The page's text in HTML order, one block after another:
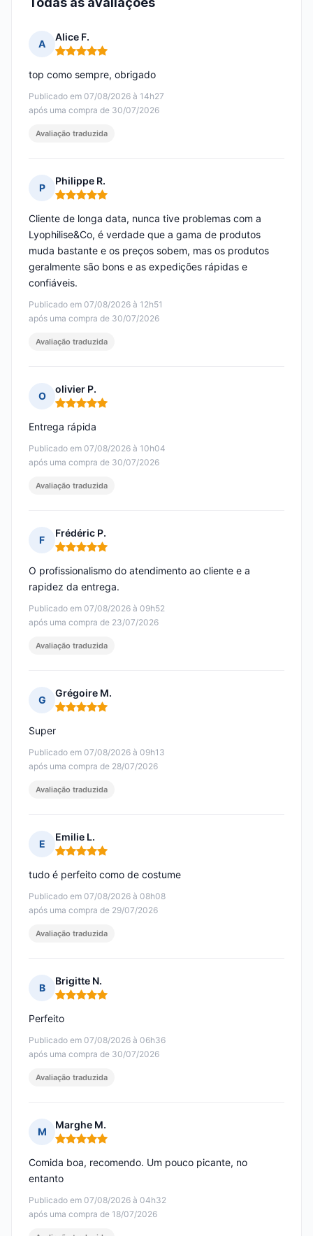
A
Alice F.
Nota: 5 em 5
Publicado em 07/08/2026 à 14h27
após uma compra de 30/07/2026
top como sempre, obrigado
Avaliação traduzida
P
Philippe R.
Nota: 5 em 5
Publicado em 07/08/2026 à 12h51
após uma compra de 30/07/2026
Cliente de longa data, nunca tive problemas com a
Lyophilise&Co, é verdade que a gama de produtos
muda bastante e os preços sobem, mas os produtos
geralmente são bons e as expedições rápidas e
confiáveis.
Avaliação traduzida
O
olivier P.
Nota: 5 em 5
Publicado em 07/08/2026 à 10h04
após uma compra de 30/07/2026
Entrega rápida
Avaliação traduzida
F
Frédéric P.
Nota: 5 em 5
Publicado em 07/08/2026 à 09h52
após uma compra de 23/07/2026
O profissionalismo do atendimento ao cliente e a
rapidez da entrega.
Avaliação traduzida
G
Grégoire M.
Nota: 5 em 5
Publicado em 07/08/2026 à 09h13
após uma compra de 28/07/2026
Super
Avaliação traduzida
E
Emilie L.
Nota: 5 em 5
Publicado em 07/08/2026 à 08h08
após uma compra de 29/07/2026
tudo é perfeito como de costume
Avaliação traduzida
B
Brigitte N.
Nota: 5 em 5
Publicado em 07/08/2026 à 06h36
após uma compra de 30/07/2026
Perfeito
Avaliação traduzida
M
Marghe M.
Nota: 5 em 5
Publicado em 07/08/2026 à 04h32
após uma compra de 18/07/2026
Comida boa, recomendo. Um pouco picante, no
entanto